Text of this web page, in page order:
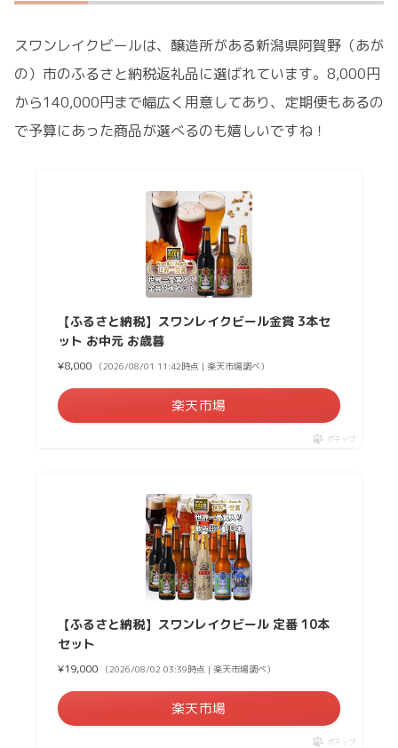
スワンレイクビールは、醸造所がある新潟県阿賀野（あが
の）市のふるさと納税返礼品に選ばれています。8,000円
から140,000円まで幅広く用意してあり、定期便もあるの
で予算にあった商品が選べるのも嬉しいですね！
【ふるさと納税】スワンレイクビール金賞 3本セ
ット お中元 お歳暮
¥8,000 （2026/08/01 11:42時点 | 楽天市場調べ）
楽天市場
ポチップ
【ふるさと納税】スワンレイクビール 定番 10本
セット
¥19,000 （2026/08/02 03:39時点 | 楽天市場調べ）
楽天市場
ポチップ